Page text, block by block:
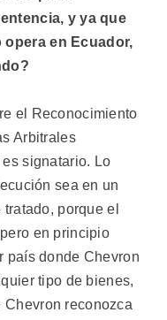
y ya que
opera en Ecuador,
el Reconocimiento
Arbitrales
signatario. Lo
sea en un
porque el
en principio
país donde Chevron
tipo de bienes,
Chevron reconozca